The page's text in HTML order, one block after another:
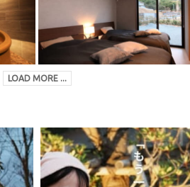
LOAD MORE ...